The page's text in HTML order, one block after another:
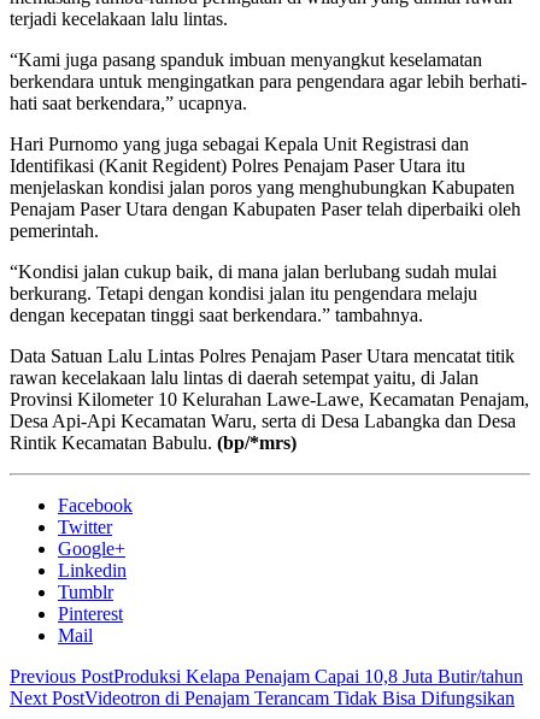
terjadi kecelakaan lalu lintas.
“Kami juga pasang spanduk imbuan menyangkut keselamatan
berkendara untuk mengingatkan para pengendara agar lebih berhati-
hati saat berkendara,” ucapnya.
Hari Purnomo yang juga sebagai Kepala Unit Registrasi dan
Identifikasi (Kanit Regident) Polres Penajam Paser Utara itu
menjelaskan kondisi jalan poros yang menghubungkan Kabupaten
Penajam Paser Utara dengan Kabupaten Paser telah diperbaiki oleh
pemerintah.
“Kondisi jalan cukup baik, di mana jalan berlubang sudah mulai
berkurang. Tetapi dengan kondisi jalan itu pengendara melaju
dengan kecepatan tinggi saat berkendara.” tambahnya.
Data Satuan Lalu Lintas Polres Penajam Paser Utara mencatat titik
rawan kecelakaan lalu lintas di daerah setempat yaitu, di Jalan
Provinsi Kilometer 10 Kelurahan Lawe-Lawe, Kecamatan Penajam,
Desa Api-Api Kecamatan Waru, serta di Desa Labangka dan Desa
Rintik Kecamatan Babulu. (bp/*mrs)
Facebook
Twitter
Google+
Linkedin
Tumblr
Pinterest
Mail
Previous PostProduksi Kelapa Penajam Capai 10,8 Juta Butir/tahun
Next PostVideotron di Penajam Terancam Tidak Bisa Difungsikan